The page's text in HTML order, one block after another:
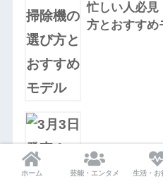
忙しい人必見
方とおすすめ
ホーム 芸能・エンタメ 生活・お